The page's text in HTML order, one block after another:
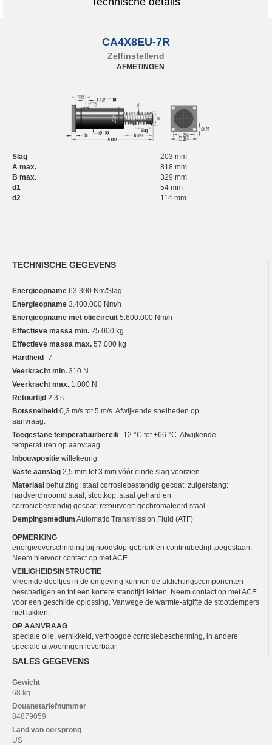
CA4X8EU-7R
Zelfinstellend
AFMETINGEN
Slag
203 mm
A max.
818 mm
B max.
329 mm
d1
54 mm
d2
114 mm
TECHNISCHE GEGEVENS
Energieopname 63.300 Nm/Slag
Energieopname 3.400.000 Nm/h
Energieopname met oliecircuit 5.600.000 Nm/h
Effectieve massa min. 25.000 kg
Effectieve massa max. 57.000 kg
Hardheid -7
Veerkracht min. 310 N
Veerkracht max. 1.000 N
Retourtijd 2,3 s
Botssnelheid 0,3 m/s tot 5 m/s. Afwijkende snelheden op
aanvraag.
Toegestane temperatuurbereik -12 °C tot +66 °C. Afwijkende
temperaturen op aanvraag.
Inbouwpositie willekeurig
Vaste aanslag 2,5 mm tot 3 mm vóór einde slag voorzien
Materiaal behuizing: staal corrosiebestendig gecoat; zuigerstang:
hardverchroomd staal; stootkop: staal gehard en
corrosiebestendig gecoat; retourveer: gechromateerd staal
Dempingsmedium Automatic Transmission Fluid (ATF)
OPMERKING
energieoverschrijding bij noodstop-gebruik en continubedrijf toegestaan.
Neem hiervoor contact op met ACE.
VEILIGHEIDSINSTRUCTIE
Vreemde deeltjes in de omgeving kunnen de afdichtingscomponenten
beschadigen en tot een kortere standtijd leiden. Neem contact op met ACE
voor een geschikte oplossing. Vanwege de warmte-afgifte de stootdempers
niet lakken.
OP AANVRAAG
speciale olie, vernikkeld, verhoogde corrosiebescherming, in andere
speciale uitvoeringen leverbaar
SALES GEGEVENS
Gewicht
68 kg
Douanetariefnummer
84879059
Land van oorsprong
US